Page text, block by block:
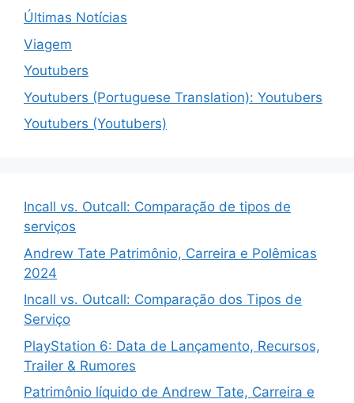
Últimas Notícias
Viagem
Youtubers
Youtubers (Portuguese Translation): Youtubers
Youtubers (Youtubers)
Incall vs. Outcall: Comparação de tipos de
serviços
Andrew Tate Patrimônio, Carreira e Polêmicas
2024
Incall vs. Outcall: Comparação dos Tipos de
Serviço
PlayStation 6: Data de Lançamento, Recursos,
Trailer & Rumores
Patrimônio líquido de Andrew Tate, Carreira e